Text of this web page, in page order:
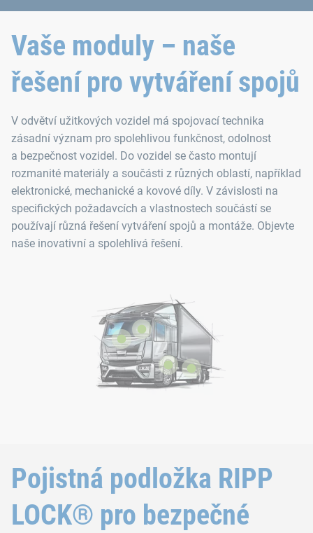
Vaše moduly – naše
řešení pro vytváření spojů
V odvětví užitkových vozidel má spojovací technika
zásadní význam pro spolehlivou funkčnost, odolnost
a bezpečnost vozidel. Do vozidel se často montují
rozmanité materiály a součásti z různých oblastí, například
elektronické, mechanické a kovové díly. V závislosti na
specifických požadavcích a vlastnostech součástí se
používají různá řešení vytváření spojů a montáže. Objevte
naše inovativní a spolehlivá řešení.
Pojistná podložka RIPP
LOCK® pro bezpečné